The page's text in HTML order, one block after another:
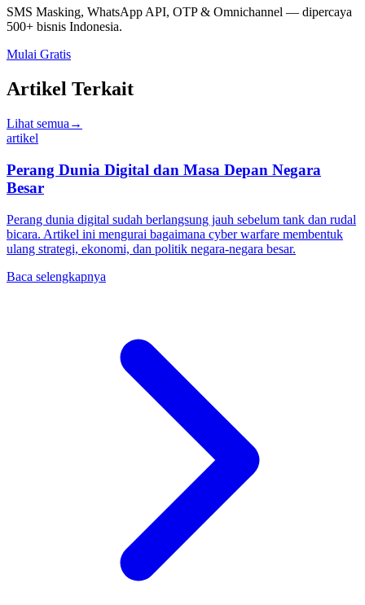
SMS Masking, WhatsApp API, OTP & Omnichannel — dipercaya
500+ bisnis Indonesia.
Mulai Gratis
Artikel Terkait
Lihat semua →
artikel
Perang Dunia Digital dan Masa Depan Negara
Besar
Perang dunia digital sudah berlangsung jauh sebelum tank dan rudal
bicara. Artikel ini mengurai bagaimana cyber warfare membentuk
ulang strategi, ekonomi, dan politik negara-negara besar.
Baca selengkapnya